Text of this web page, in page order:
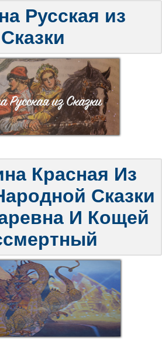
Русская из
Сказки
Красная Из
Сказки
И Кощей